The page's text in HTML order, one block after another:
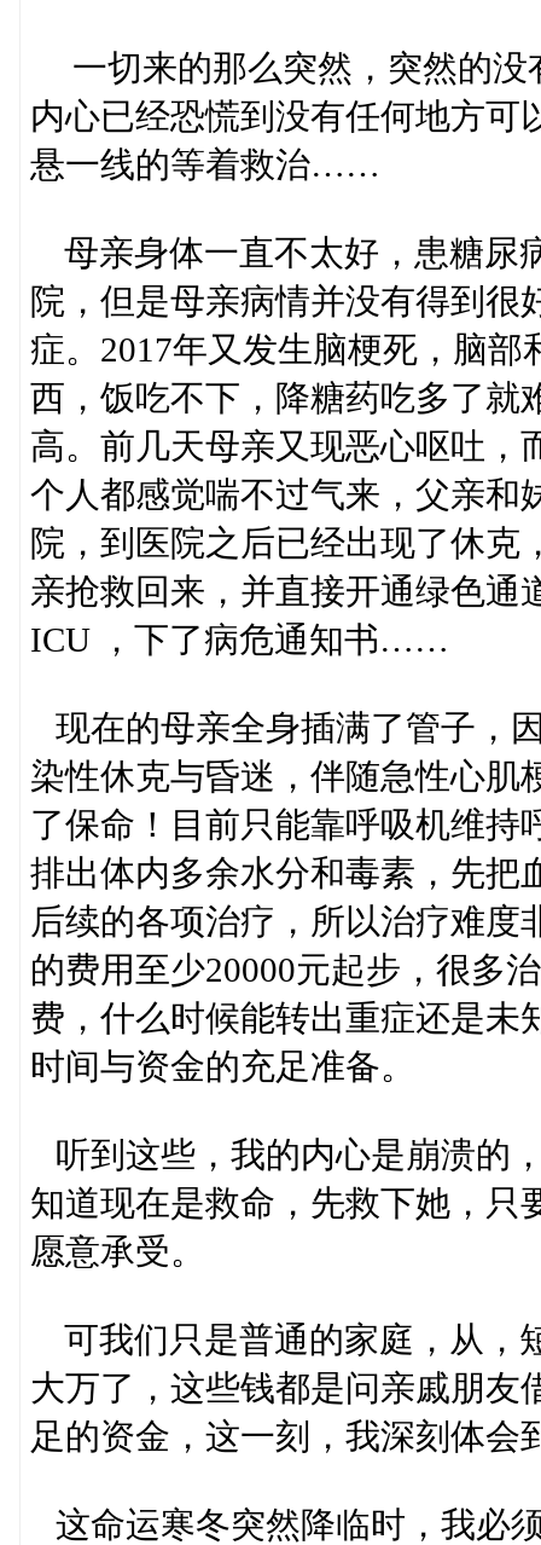
一切来的那么突然，突然的没
内心已经恐慌到没有任何地方可
悬一线的等着救治……
母亲身体一直不太好，患糖尿
院，但是母亲病情并没有得到很
症。2017年又发生脑梗死，脑
西，饭吃不下，降糖药吃多了就
高。前几天母亲又现恶心呕吐，
个人都感觉喘不过气来，父亲和
院，到医院之后已经出现了休克
亲抢救回来，并直接开通绿色通
ICU ，下了病危通知书……
现在的母亲全身插满了管子，
染性休克与昏迷，伴随急性心肌
了保命！目前只能靠呼吸机维持
排出体内多余水分和毒素，先把
后续的各项治疗，所以治疗难度
的费用至少20000元起步，很多
费，什么时候能转出重症还是未
时间与资金的充足准备。
听到这些，我的内心是崩溃的
知道现在是救命，先救下她，只
愿意承受。
可我们只是普通的家庭，从，
大万了，这些钱都是问亲戚朋友
足的资金，这一刻，我深刻体会
这命运寒冬突然降临时，我必